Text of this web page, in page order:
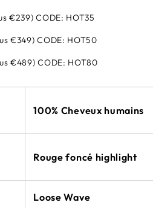
€239)CODE: HOT35
€349)CODE: HOT50
€489)CODE: HOT80
100% Cheveux humains
Rouge foncé highlight
Loose Wave